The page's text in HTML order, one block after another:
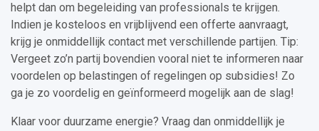
helpt dan om begeleiding van professionals te krijgen.
Indien je kosteloos en vrijblijvend een offerte aanvraagt,
krijg je onmiddellijk contact met verschillende partijen. Tip:
Vergeet zo’n partij bovendien vooral niet te informeren naar
voordelen op belastingen of regelingen op subsidies! Zo
ga je zo voordelig en geïnformeerd mogelijk aan de slag!
Klaar voor duurzame energie? Vraag dan onmiddellijk je